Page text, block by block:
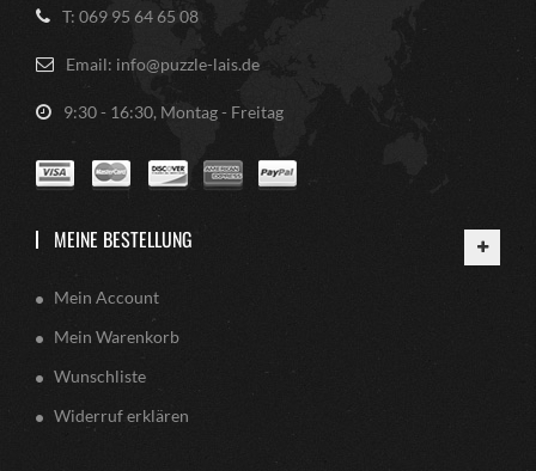
T: 069 95 64 65 08
Email: info@puzzle-lais.de
9:30 - 16:30, Montag - Freitag
MEINE BESTELLUNG
Mein Account
Mein Warenkorb
Wunschliste
Widerruf erklären